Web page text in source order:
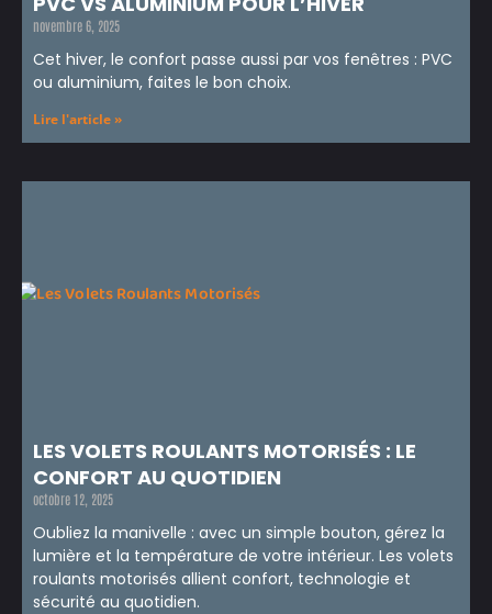
novembre 6, 2025
Cet hiver, le confort passe aussi par vos fenêtres : PVC
ou aluminium, faites le bon choix.
Lire l'article »
LES VOLETS ROULANTS MOTORISÉS : LE
CONFORT AU QUOTIDIEN
octobre 12, 2025
Oubliez la manivelle : avec un simple bouton, gérez la
lumière et la température de votre intérieur. Les volets
roulants motorisés allient confort, technologie et
sécurité au quotidien.